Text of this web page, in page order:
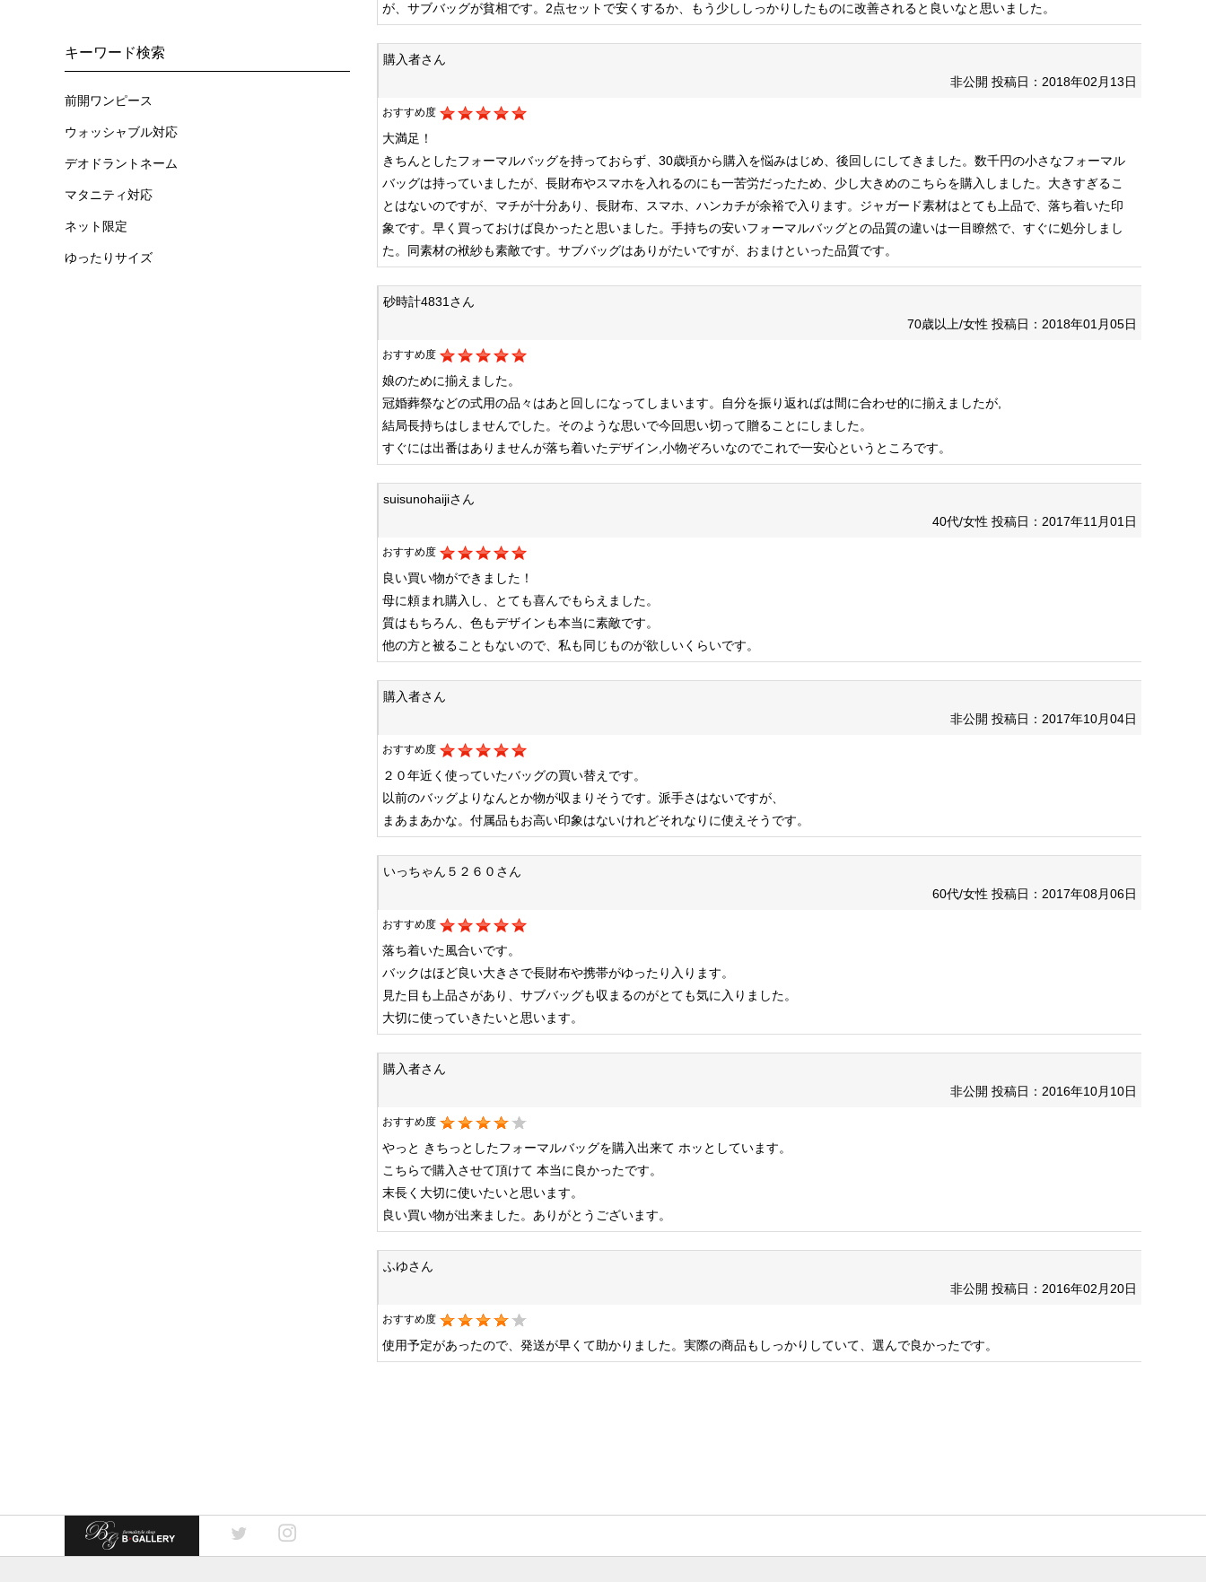
キーワード検索
前開ワンピース
ウォッシャブル対応
デオドラントネーム
マタニティ対応
ネット限定
ゆったりサイズ
が、サブバッグが貧相です。2点セットで安くするか、もう少ししっかりしたものに改善されると良いなと思いました。
購入者さん
非公開 投稿日：2018年02月13日
おすすめ度
大満足！
きちんとしたフォーマルバッグを持っておらず、30歳頃から購入を悩みはじめ、後回しにしてきました。数千円の小さなフォーマル
バッグは持っていましたが、長財布やスマホを入れるのにも一苦労だったため、少し大きめのこちらを購入しました。大きすぎるこ
とはないのですが、マチが十分あり、長財布、スマホ、ハンカチが余裕で入ります。ジャガード素材はとても上品で、落ち着いた印
象です。早く買っておけば良かったと思いました。手持ちの安いフォーマルバッグとの品質の違いは一目瞭然で、すぐに処分しまし
た。同素材の袱紗も素敵です。サブバッグはありがたいですが、おまけといった品質です。
砂時計4831さん
70歳以上/女性 投稿日：2018年01月05日
おすすめ度
娘のために揃えました。
冠婚葬祭などの式用の品々はあと回しになってしまいます。自分を振り返ればは間に合わせ的に揃えましたが,
結局長持ちはしませんでした。そのような思いで今回思い切って贈ることにしました。
すぐには出番はありませんが落ち着いたデザイン,小物ぞろいなのでこれで一安心というところです。
suisunohaijiさん
40代/女性 投稿日：2017年11月01日
おすすめ度
良い買い物ができました！
母に頼まれ購入し、とても喜んでもらえました。
質はもちろん、色もデザインも本当に素敵です。
他の方と被ることもないので、私も同じものが欲しいくらいです。
購入者さん
非公開 投稿日：2017年10月04日
おすすめ度
２０年近く使っていたバッグの買い替えです。
以前のバッグよりなんとか物が収まりそうです。派手さはないですが、
まあまあかな。付属品もお高い印象はないけれどそれなりに使えそうです。
いっちゃん５２６０さん
60代/女性 投稿日：2017年08月06日
おすすめ度
落ち着いた風合いです。
バックはほど良い大きさで長財布や携帯がゆったり入ります。
見た目も上品さがあり、サブバッグも収まるのがとても気に入りました。
大切に使っていきたいと思います。
購入者さん
非公開 投稿日：2016年10月10日
おすすめ度
やっと きちっとしたフォーマルバッグを購入出来て ホッとしています。
こちらで購入させて頂けて 本当に良かったです。
末長く大切に使いたいと思います。
良い買い物が出来ました。ありがとうございます。
ふゆさん
非公開 投稿日：2016年02月20日
おすすめ度
使用予定があったので、発送が早くて助かりました。実際の商品もしっかりしていて、選んで良かったです。